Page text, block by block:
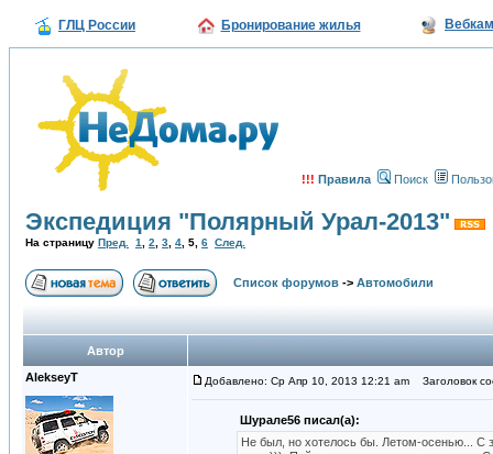
ГЛЦ России Бронирование жилья
!!! Правила Поиск
Экспедиция "Полярный Урал-2013"
На страницу Пред. 1 2 3 4 5 6 След.
Список форумов -> Автомобили
Автор
AlekseyT
Добавлено: Ср Апр 10, 2013 12:21 am Заголовок
Шурале56 писал(а):
Не был, но хотелось бы. Летом-осенью... С